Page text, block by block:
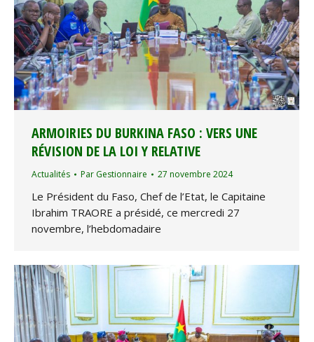
ARMOIRIES DU BURKINA FASO : VERS UNE
RÉVISION DE LA LOI Y RELATIVE
Actualités Par Gestionnaire 27 novembre 2024
Le Président du Faso, Chef de l’Etat, le Capitaine
Ibrahim TRAORE a présidé, ce mercredi 27
novembre, l’hebdomadaire